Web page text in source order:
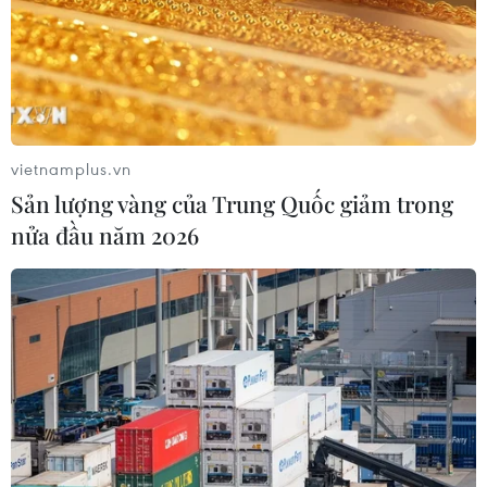
đối thủ rất kỹ đối thủ, luyện tập rất nghiêm túc
và chiến thắng knockout đối thủ ngay hiệp 1.
Tôi rất tự hào khi giành chiến thắng dưới màu
cờ sắc áo Việt Nam trong trận thi đấu quốc tế
thế này. Tôi vẫn mong muốn được tham gia
nhiều giải đấu quốc tế được tổ chức tại Việt
Nam để có dịp thi đấu, cọ xát, học tập kinh
nghiệm thi đấu của các võ sỹ quốc tế."
Võ sỹ Triệu Thị Phương Thủy giành chiến thắng
trước võ sỹ Choi Eun Ji-Hàn Quốc cho biết tôi
khá tự hào khi giành chiến thắng Choi Eun Ji-
một võ sỹ quốc tế chuyên nghiệp khi thi đấu
trên chính sân nhà Việt Nam trong một sự kiện
Kickboxing quốc tế thế này, đây là một trải
nghiệm tuyệt vời khi giải đấu Kickboxing
chuyên nghiệp được tổ chức ngay tại Việt Nam.
vietnamplus.vn
Sản lượng vàng của Trung Quốc giảm trong
nửa đầu năm 2026